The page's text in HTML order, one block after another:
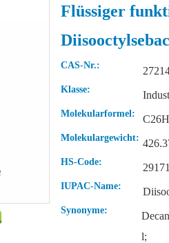
Flüssiger
CAS-Nr.:
Klasse:
Molekularformel:
Molekulargewicht:
HS-Code:
IUPAC-Name:
Synonyme:
l;